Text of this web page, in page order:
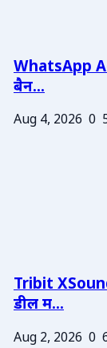
WhatsApp
बैन...
Aug 4, 2026 0
Tribit
डील म...
Aug 2, 2026 0